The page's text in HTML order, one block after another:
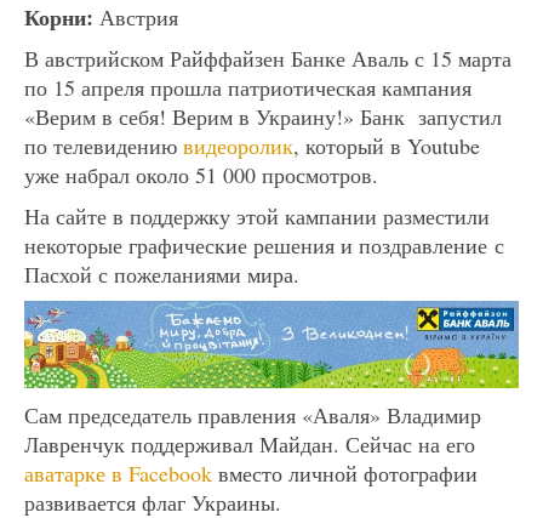
Корни: Австрия
В австрийском Райффайзен Банке Аваль с 15 марта
по 15 апреля прошла патриотическая кампания
«Верим в себя! Верим в Украину!» Банк запустил
по телевидению видеоролик, который в Youtube
уже набрал около 51 000 просмотров.
На сайте в поддержку этой кампании разместили
некоторые графические решения и поздравление с
Пасхой с пожеланиями мира.
Сам председатель правления «Аваля» Владимир
Лавренчук поддерживал Майдан. Сейчас на его
аватарке в Facebook вместо личной фотографии
развивается флаг Украины.